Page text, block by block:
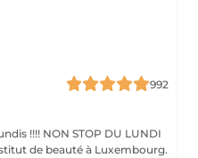
992
!!!! NON STOP DU LUNDI